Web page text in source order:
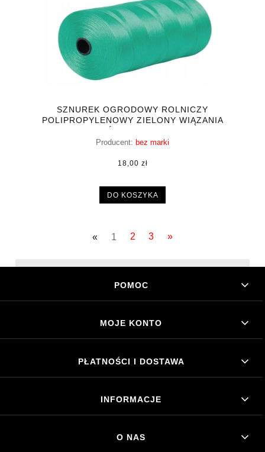
SZNUREK OGRODOWY ROLNICZY
POLIPROPYLENOWY ZIELONY WIĄZANIA
Producent: bez marki
18,00 zł
DO KOSZYKA
« 1 2 3 »
POMOC
MOJE KONTO
PŁATNOŚCI I DOSTAWA
INFORMACJE
O NAS